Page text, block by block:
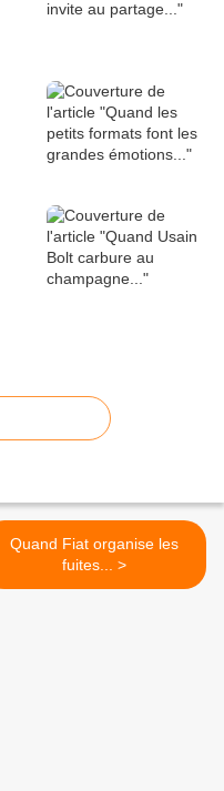
Quand Fiat organise les
fuites... >